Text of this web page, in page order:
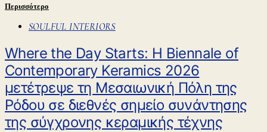
Περισσότερο
SOULFUL INTERIORS
Where the Day Starts: Η Biennale of
Contemporary Keramics 2026
μετέτρεψε τη Μεσαιωνική Πόλη της
Ρόδου σε διεθνές σημείο συνάντησης
της σύγχρονης κεραμικής τέχνης